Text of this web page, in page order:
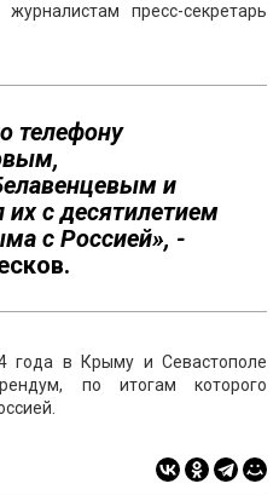
пресс-секретарь
телефону
и
с десятилетием
с Россией», -
года в Крыму и Севастополе
по итогам которого